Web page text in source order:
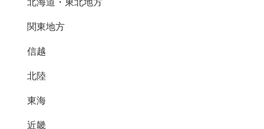
北海道・東北地方
関東地方
信越
北陸
東海
近畿